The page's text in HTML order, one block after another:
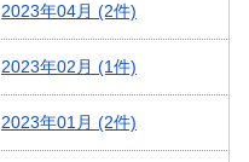
2023年04月 (2件)
2023年02月 (1件)
2023年01月 (2件)